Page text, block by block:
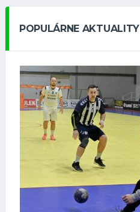
POPULÁRNE AKTUALITY